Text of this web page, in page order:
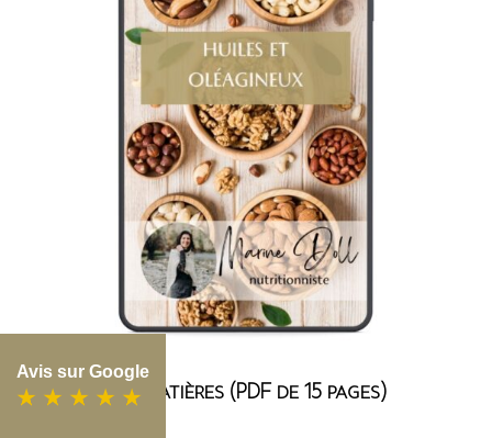
Table des matières (PDF de 15 pages)
Avis sur Google